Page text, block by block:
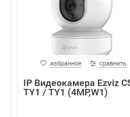
избранное сравнить
IP Видеокамера Ezviz
TY1 / TY1 (4MP,W1)